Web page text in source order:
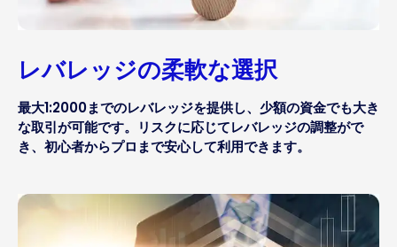
レバレッジの柔軟な選択
最大1:2000までのレバレッジを提供し、少額の資金でも大き
な取引が可能です。リスクに応じてレバレッジの調整がで
き、初心者からプロまで安心して利用できます。